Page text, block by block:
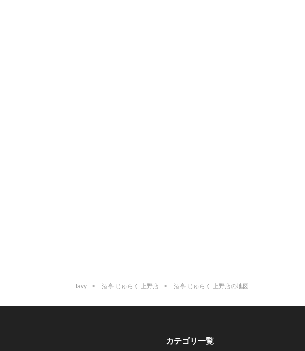
favy 酒亭 じゅらく 上野店 酒亭 じゅらく 上野店の地図
カテゴリ一覧